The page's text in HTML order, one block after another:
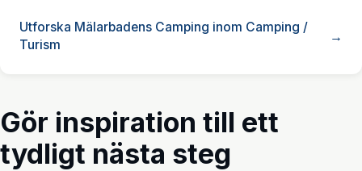
Utforska Mälarbadens Camping inom Camping /
Turism
Gör inspiration till ett
tydligt nästa steg